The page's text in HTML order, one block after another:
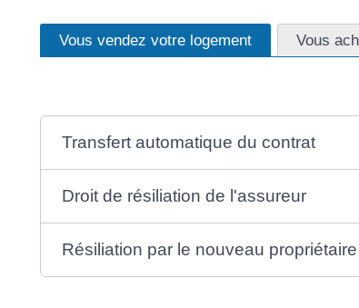
Vous vendez votre logement Vous
Transfert automatique du contrat
Droit de résiliation de l'assureur
Résiliation par le nouveau propriétaire